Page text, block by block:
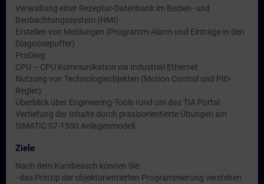
Verwaltung einer Rezeptur-Datenbank im Bedien- und
Beobachtungssystem (HMI)
Erstellen von Meldungen (Programm-Alarm und Einträge in den
Diagnosepuffer)
ProDiag
CPU – CPU Kommunikation via Industrial Ethernet
Nutzung von Technologieobjekten (Motion Control und PID-
Regler)
Überblick über Engineering-Tools rund um das TIA Portal
Vertiefung der Inhalte durch praxisorientierte Übungen am
SIMATIC S7-1500 Anlagenmodell
Ziele
Nach dem Kursbesuch können Sie:
- das Prinzip der objektorientierten Programmierung verstehen